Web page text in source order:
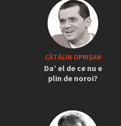
CĂTĂLIN OPRIŞAN
Da’ el de ce nu e
plin de noroi?